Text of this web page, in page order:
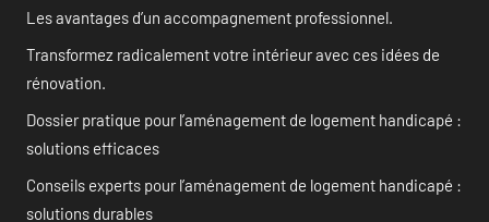
Les avantages d’un accompagnement professionnel.
Transformez radicalement votre intérieur avec ces idées de
rénovation.
Dossier pratique pour l’aménagement de logement handicapé :
solutions efficaces
Conseils experts pour l’aménagement de logement handicapé :
solutions durables